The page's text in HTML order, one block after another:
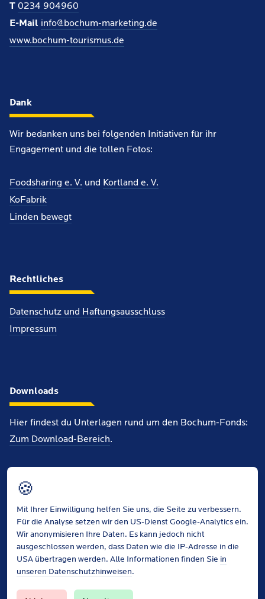
T 0234 904960
E-Mail info@bochum-marketing.de
www.bochum-tourismus.de
Dank
Wir bedanken uns bei folgenden Initiativen für ihr
Engagement und die tollen Fotos:
Foodsharing e. V. und Kortland e. V.
KoFabrik
Linden bewegt
Rechtliches
Datenschutz und Haftungsausschluss
Impressum
Downloads
Hier findest du Unterlagen rund um den Bochum-Fonds:
Zum Download-Bereich.
Antragsformular (PDF, 51KB)
Finanzierungsplan (PDF, 218KB)
🍪
Mit Ihrer Einwilligung helfen Sie uns, die Seite zu verbessern.
Für die Analyse setzen wir den US-Dienst Google-Analytics ein.
Wir anonymisieren Ihre Daten. Es kann jedoch nicht
ausgeschlossen werden, dass Daten wie die IP-Adresse in die
USA übertragen werden. Alle Informationen finden Sie in
unseren Datenschutzhinweisen.